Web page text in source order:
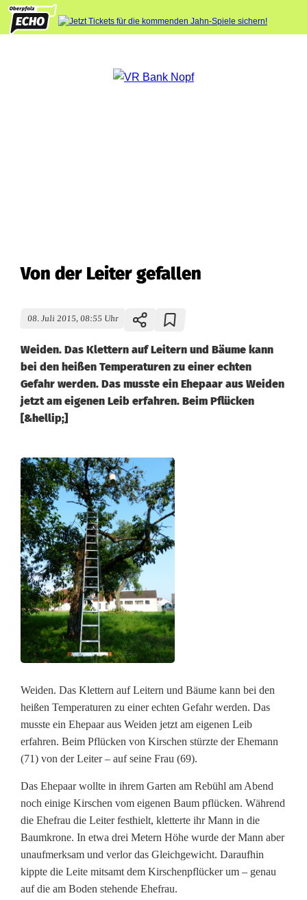
Von der Leiter gefallen
08. Juli 2015, 08:55 Uhr
Weiden. Das Klettern auf Leitern und Bäume kann
bei den heißen Temperaturen zu einer echten
Gefahr werden. Das musste ein Ehepaar aus Weiden
jetzt am eigenen Leib erfahren. Beim Pflücken
[&hellip;]
V
o
n
d
e
r
L
e
t
e
r
g
e
f
a
l
Weiden. Das Klettern auf Leitern und Bäume kann bei den
heißen Temperaturen zu einer echten Gefahr werden. Das
musste ein Ehepaar aus Weiden jetzt am eigenen Leib
erfahren. Beim Pflücken von Kirschen stürzte der Ehemann
(71) von der Leiter – auf seine Frau (69).
Das Ehepaar wollte in ihrem Garten am Rebühl am Abend
noch einige Kirschen vom eigenen Baum pflücken. Während
die Ehefrau die Leiter festhielt, kletterte ihr Mann in die
Baumkrone. In etwa drei Metern Höhe wurde der Mann aber
unaufmerksam und verlor das Gleichgewicht. Daraufhin
kippte die Leite mitsamt dem Kirschenpflücker um – genau
auf die am Boden stehende Ehefrau.